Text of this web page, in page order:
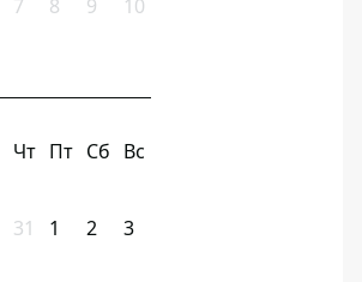
7 8 9 10
Чт Пт Сб Вс
31 1 2 3